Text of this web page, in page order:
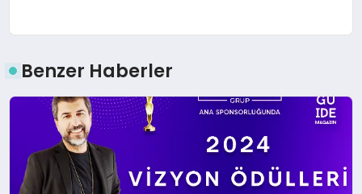
Benzer Haberler